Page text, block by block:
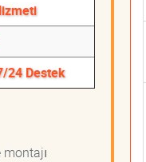
24 Destek